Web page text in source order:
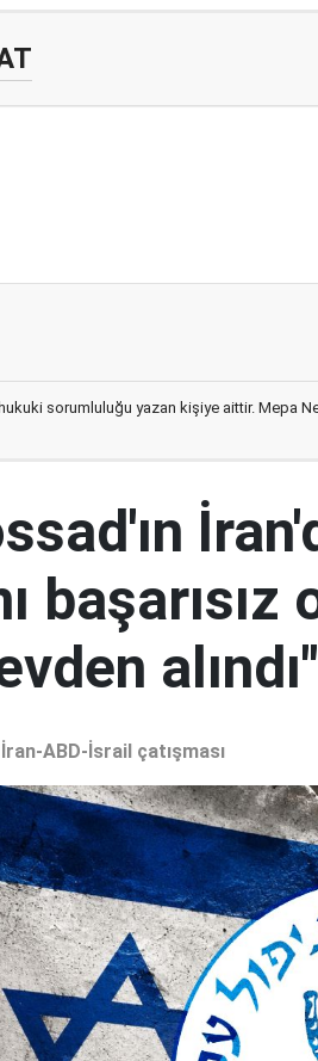
sorumluluğu yazan kişiye aittir. Mepa
alındı"
İran-ABD-İsrail çatışması